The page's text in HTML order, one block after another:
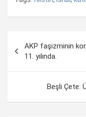
dolaşımı
AKP faşizminin
11. yılında.
Beşli Çete: